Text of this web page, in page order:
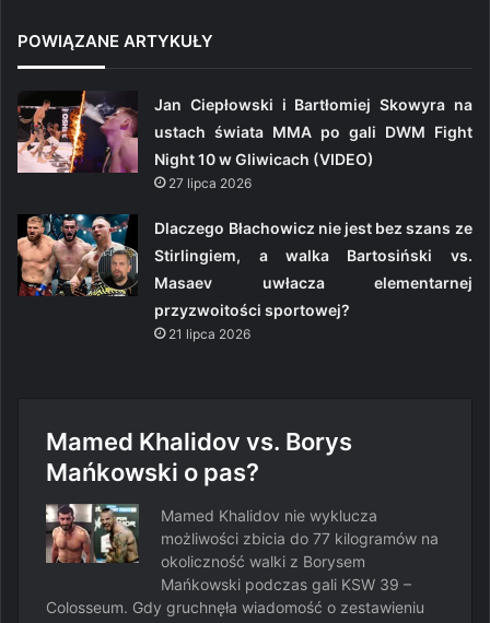
POWIĄZANE ARTYKUŁY
Jan Ciepłowski i Bartłomiej Skowyra na
ustach świata MMA po gali DWM Fight
Night 10 w Gliwicach (VIDEO)
27 lipca 2026
Dlaczego Błachowicz nie jest bez szans ze
Stirlingiem, a walka Bartosiński vs.
Masaev uwłacza elementarnej
przyzwoitości sportowej?
21 lipca 2026